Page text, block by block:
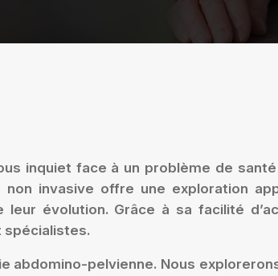
inquiet face à un problème de
invasive offre une exploration
évolution. Grâce à sa facilité
spécialistes.
abdomino-pelvienne. Nous